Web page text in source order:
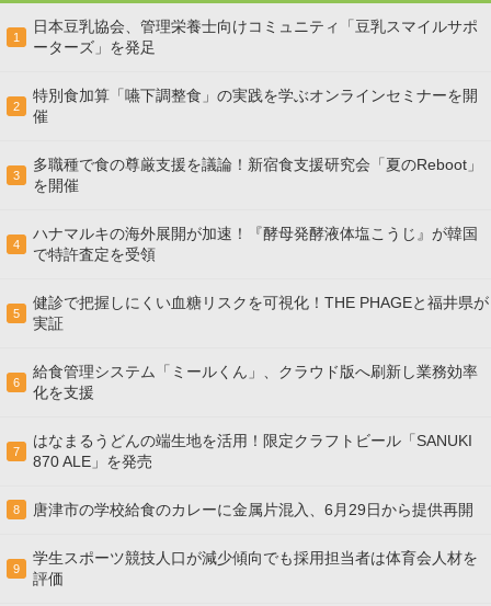
1
日本豆乳協会、管理栄養士向けコミュニティ「豆乳スマイルサポ
ーターズ」を発足
2
特別食加算「嚥下調整食」の実践を学ぶオンラインセミナーを開
催
3
多職種で食の尊厳支援を議論！新宿食支援研究会「夏のReboot」
を開催
4
ハナマルキの海外展開が加速！『酵母発酵液体塩こうじ』が韓国
で特許査定を受領
5
健診で把握しにくい血糖リスクを可視化！THE PHAGEと福井県が
実証
6
給食管理システム「ミールくん」、クラウド版へ刷新し業務効率
化を支援
7
はなまるうどんの端生地を活用！限定クラフトビール「SANUKI
870 ALE」を発売
8 唐津市の学校給食のカレーに金属片混入、6月29日から提供再開
9
学生スポーツ競技人口が減少傾向でも採用担当者は体育会人材を
評価